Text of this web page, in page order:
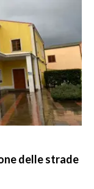
delle strade